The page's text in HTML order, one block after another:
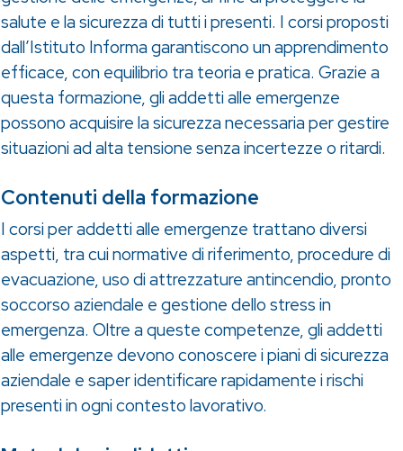
salute e la sicurezza di tutti i presenti. I corsi proposti
dall’Istituto Informa garantiscono un apprendimento
efficace, con equilibrio tra teoria e pratica. Grazie a
questa formazione, gli addetti alle emergenze
possono acquisire la sicurezza necessaria per gestire
situazioni ad alta tensione senza incertezze o ritardi.
Contenuti della formazione
I corsi per addetti alle emergenze trattano diversi
aspetti, tra cui normative di riferimento, procedure di
evacuazione, uso di attrezzature antincendio, pronto
soccorso aziendale e gestione dello stress in
emergenza. Oltre a queste competenze, gli addetti
alle emergenze devono conoscere i piani di sicurezza
aziendale e saper identificare rapidamente i rischi
presenti in ogni contesto lavorativo.